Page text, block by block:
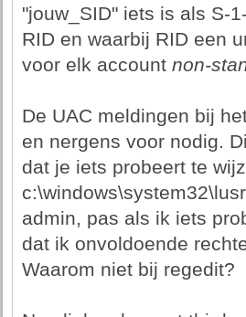
"jouw_SID" iets is als S-
RID en waarbij RID een
voor elk account non-
De UAC meldingen bij
en nergens voor nodig.
dat je iets probeert te
admin, pas als ik iets
dat ik onvoldoende
Waarom niet bij regedit?